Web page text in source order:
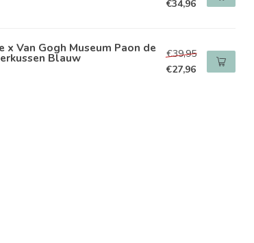
€34,96
x Van Gogh Museum Paon de
Blauw
€39,95
€27,96